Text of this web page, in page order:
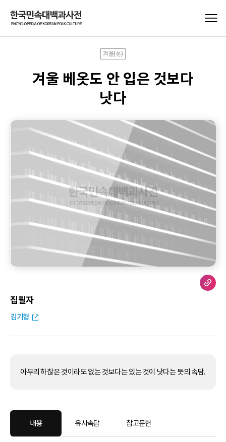
겨울(冬)
겨울 베옷도 안 입은 것보다
낫다
집필자
김기형
아무리 하찮은 것이라도 없는 것보다는 있는 것이 낫다는 뜻의 속담.
내용 유사속담 참고문헌